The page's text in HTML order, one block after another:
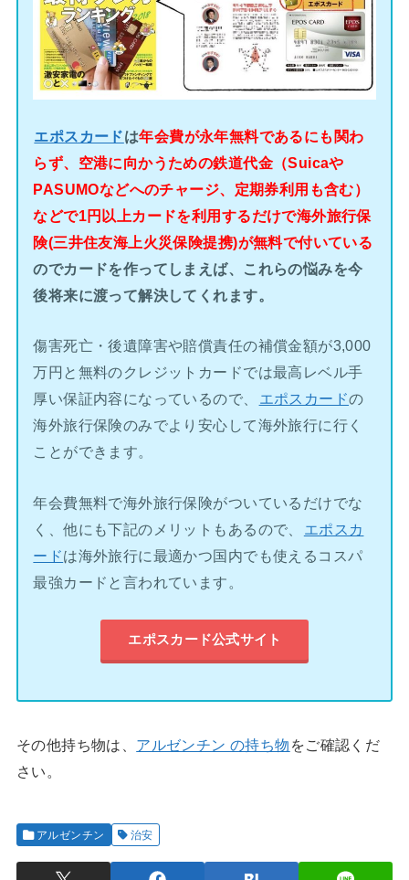
エポスカードは年会費が永年無料であるにも関わ
らず、空港に向かうための鉄道代金（Suicaや
PASUMOなどへのチャージ、定期券利用も含む）
などで1円以上カードを利用するだけで海外旅行保
険(三井住友海上火災保険提携)が無料で付いている
のでカードを作ってしまえば、これらの悩みを今
後将来に渡って解決してくれます。
傷害死亡・後遺障害や賠償責任の補償金額が3,000
万円と無料のクレジットカードでは最高レベル手
厚い保証内容になっているので、
エポスカードの
海外旅行保険のみでより安心して海外旅行に行く
ことができます。
年会費無料で海外旅行保険がついているだけでな
く、他にも下記のメリットもあるので、
エポスカ
ードは海外旅行に最適かつ国内でも使えるコスパ
最強カードと言われています。
エポスカード公式サイト
その他持ち物は、 アルゼンチン の持ち物 をご確認くだ
さい。
アルゼンチン 治安